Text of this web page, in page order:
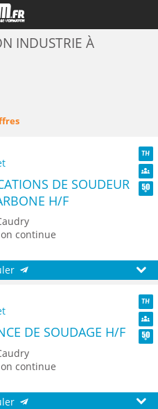
INDUSTRIE À
TH
DE SOUDEUR
H/F
continue
TH
DE SOUDAGE H/F
continue